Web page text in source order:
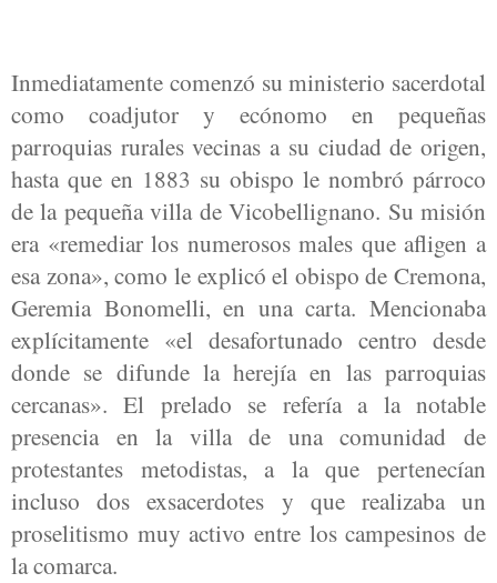
Inmediatamente comenzó su ministerio sacerdotal
como coadjutor y ecónomo en pequeñas
parroquias rurales vecinas a su ciudad de origen,
hasta que en 1883 su obispo le nombró párroco
de la pequeña villa de Vicobellignano. Su misión
era «remediar los numerosos males que afligen a
esa zona», como le explicó el obispo de Cremona,
Geremia Bonomelli, en una carta. Mencionaba
explícitamente «el desafortunado centro desde
donde se difunde la herejía en las parroquias
cercanas». El prelado se refería a la notable
presencia en la villa de una comunidad de
protestantes metodistas, a la que pertenecían
incluso dos exsacerdotes y que realizaba un
proselitismo muy activo entre los campesinos de
la comarca.